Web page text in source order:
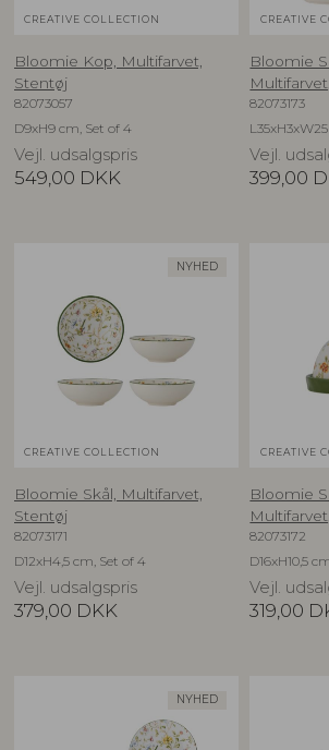
CREATIVE COLLECTION
Bloomie Kop, Multifarvet,
Stentøj
82073057
D9xH9 cm, Set of 4
Vejl. udsalgspris
549,00 DKK
CREATIVE
Bloomie
82073173
Vejl.
399,00
NYHED
CREATIVE COLLECTION
Bloomie Skål, Multifarvet,
Stentøj
82073171
D12xH4,5 cm, Set of 4
Vejl. udsalgspris
379,00 DKK
CREATIVE
Bloomie
82073172
D16xH10,5
Vejl.
319,00
NYHED